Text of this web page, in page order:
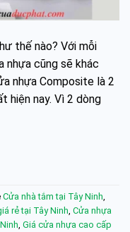
thế nào? Với mỗi
nhựa cũng sẽ khác
nhựa Composite là 2
hiện nay. Vì 2 dòng
Cửa nhà tắm tại Tây Ninh
rẻ tại Tây Ninh Cửa nhựa
Giá cửa nhựa cao cấp